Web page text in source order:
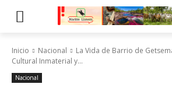
Inicio Nacional
La Vida de Barrio de
Cultural Inmaterial y...
Nacional